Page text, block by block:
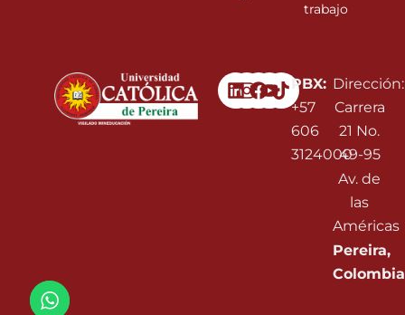
Linkedin
Instagram
Facebook
Youtube
PBX:
+57
606
3124000
Dirección:
Carrera
21 No.
49-95
Av. de
las
Américas
Pereira,
Colombia
trabajo